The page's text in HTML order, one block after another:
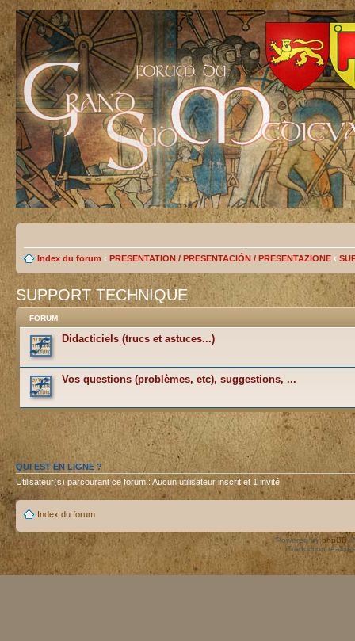
Index du forum ‹ PRESENTATION / PRESENTACIÓN / PRESENTAZIONE ‹
SUPPORT TECHNIQUE
FORUM
Didacticiels (trucs et astuces...)
Vos questions (problèmes, etc), suggestions, ...
QUI EST EN LIGNE ?
Utilisateur(s) parcourant ce forum : Aucun utilisateur inscrit et 1 invité
Index du forum
Powered by phpBB
Traduction